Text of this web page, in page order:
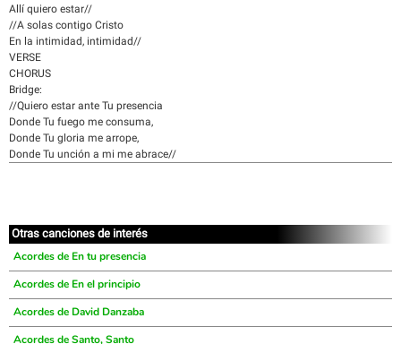
Allí quiero estar//
//A solas contigo Cristo
En la intimidad, intimidad//
VERSE
CHORUS
Bridge:
//Quiero estar ante Tu presencia
Donde Tu fuego me consuma,
Donde Tu gloria me arrope,
Donde Tu unción a mi me abrace//
Otras canciones de interés
Acordes de En tu presencia
Acordes de En el principio
Acordes de David Danzaba
Acordes de Santo, Santo